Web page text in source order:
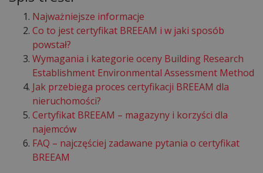
Najważniejsze informacje
Co to jest certyfikat BREEAM i w jaki sposób
powstał?
Wymagania i kategorie oceny Building Research
Establishment Environmental Assessment Method
Jak przebiega proces certyfikacji BREEAM dla
nieruchomości?
Certyfikat BREEAM – magazyny i korzyści dla
najemców
FAQ – najczęściej zadawane pytania o certyfikat
BREEAM